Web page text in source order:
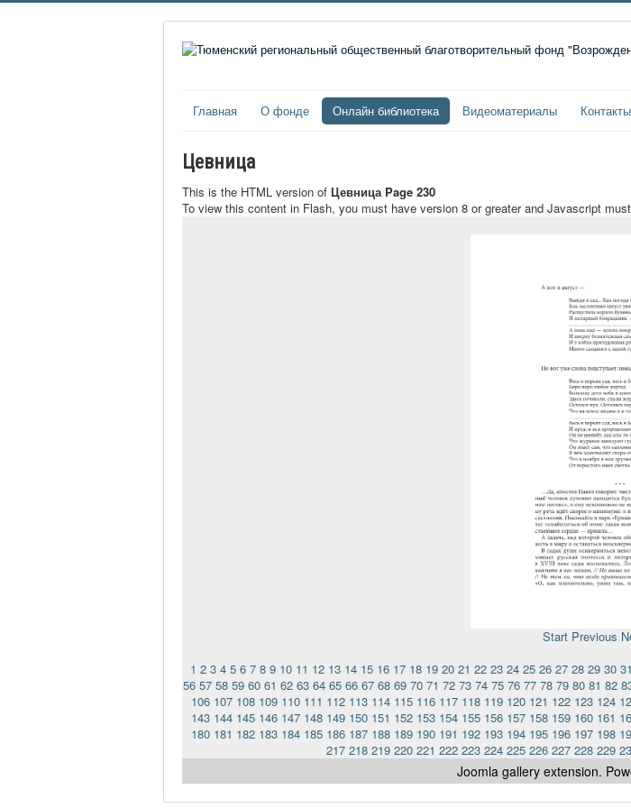
Главная О фонде Онлайн библиотека Видеоматериалы Контакты
Цевница
This is the HTML version of Цевница Page 230
To view this content in Flash, you must have version 8 or greater and Javascript
Start Previous
1 2 3 4 5 6 7 8 9 10 11 12 13 14 15 16 17 18 19 20 21 22 23 24 25 26 27 28 29 30 31
56 57 58 59 60 61 62 63 64 65 66 67 68 69 70 71 72 73 74 75 76 77 78 79 80 81 82
106 107 108 109 110 111 112 113 114 115 116 117 118 119 120 121 122 123 124
143 144 145 146 147 148 149 150 151 152 153 154 155 156 157 158 159 160 161
180 181 182 183 184 185 186 187 188 189 190 191 192 193 194 195 196 197 198
217 218 219 220 221 222 223 224 225 226 227 228 229
Joomla gallery extension.